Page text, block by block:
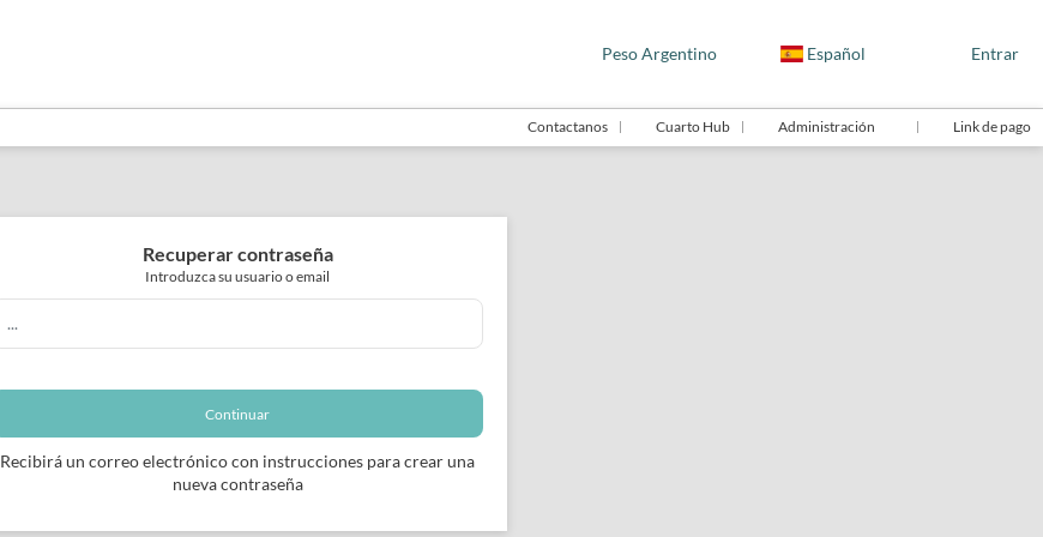
Peso Argentino Español Entrar
Contactanos Cuarto Hub Administración Link de pago
Recuperar contraseña
Introduzca su usuario o email
Continuar
Recibirá un correo electrónico con instrucciones para crear una
nueva contraseña